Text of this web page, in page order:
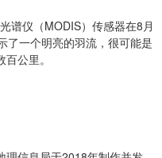
谱仪（MODIS）传感器在8月
了一个明亮的羽流，很可能是
公里。